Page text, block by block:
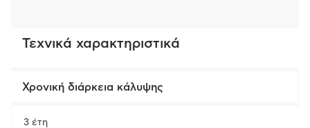
Τεχνικά χαρακτηριστικά
Χρονική διάρκεια κάλυψης
3 έτη